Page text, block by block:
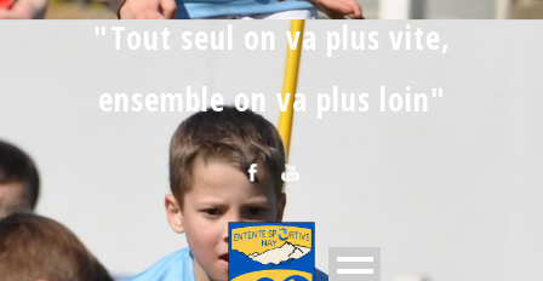
"Tout seul on va plus vite,
ensemble on va plus loin"